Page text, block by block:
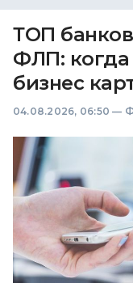
ТОП
ФЛП: когда
бизнес
04.08.2026, 06:50 —